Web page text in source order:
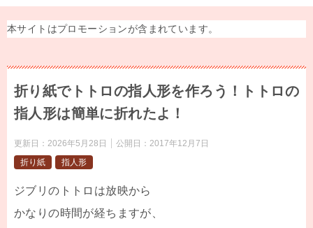
本サイトはプロモーションが含まれています。
折り紙でトトロの指人形を作ろう！トトロの
指人形は簡単に折れたよ！
更新日： 2026年5月28日 公開日： 2017年12月7日
折り紙
指人形
ジブリのトトロは放映から
かなりの時間が経ちますが、